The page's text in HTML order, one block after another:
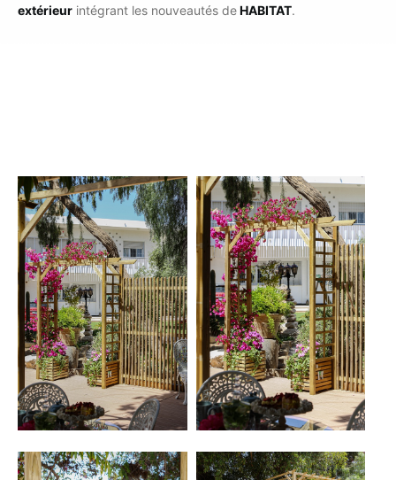
extérieur intégrant les nouveautés deHABITAT.